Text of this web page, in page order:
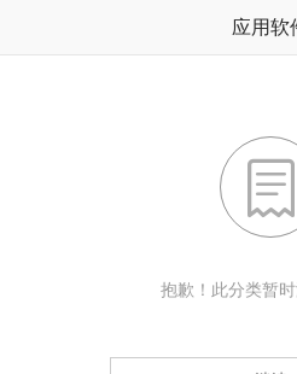
应用软

抱歉！此分类暂时